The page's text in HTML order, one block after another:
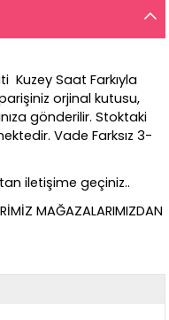
Kuzey Saat Farkıyla
orjinal kutusu,
gönderilir. Stoktaki
Vade Farksız 3-
iletişime geçiniz..
MAĞAZALARIMIZDAN